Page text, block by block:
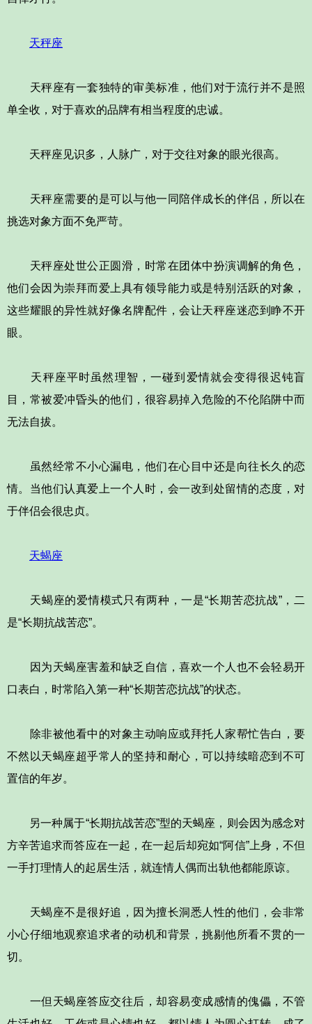
天秤座
天秤座有一套独特的审美标准，他们对于流行并不是照
单全收，对于喜欢的品牌有相当程度的忠诚。
天秤座见识多，人脉广，对于交往对象的眼光很高。
天秤座需要的是可以与他一同陪伴成长的伴侣，所以在
挑选对象方面不免严苛。
天秤座处世公正圆滑，时常在团体中扮演调解的角色，
他们会因为崇拜而爱上具有领导能力或是特别活跃的对象，
这些耀眼的异性就好像名牌配件，会让天秤座迷恋到睁不开
眼。
天秤座平时虽然理智，一碰到爱情就会变得很迟钝盲
目，常被爱冲昏头的他们，很容易掉入危险的不伦陷阱中而
无法自拔。
虽然经常不小心漏电，他们在心目中还是向往长久的恋
情。当他们认真爱上一个人时，会一改到处留情的态度，对
于伴侣会很忠贞。
天蝎座
天蝎座的爱情模式只有两种，一是“长期苦恋抗战”，二
是“长期抗战苦恋”。
因为天蝎座害羞和缺乏自信，喜欢一个人也不会轻易开
口表白，时常陷入第一种“长期苦恋抗战”的状态。
除非被他看中的对象主动响应或拜托人家帮忙告白，要
不然以天蝎座超乎常人的坚持和耐心，可以持续暗恋到不可
置信的年岁。
另一种属于“长期抗战苦恋”型的天蝎座，则会因为感念对
方辛苦追求而答应在一起，在一起后却宛如“阿信”上身，不但
一手打理情人的起居生活，就连情人偶而出轨他都能原谅。
天蝎座不是很好追，因为擅长洞悉人性的他们，会非常
小心仔细地观察追求者的动机和背景，挑剔他所看不贯的一
切。
一但天蝎座答应交往后，却容易变成感情的傀儡，不管